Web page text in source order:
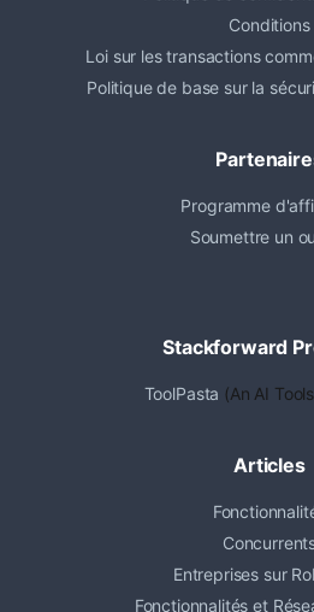
Conditions
Loi sur les transactions
Politique de base sur la
Programme
Soumettre un
Stackforward
ToolPasta (An AI
Articles
Entreprises sur
Fonctionnalités et